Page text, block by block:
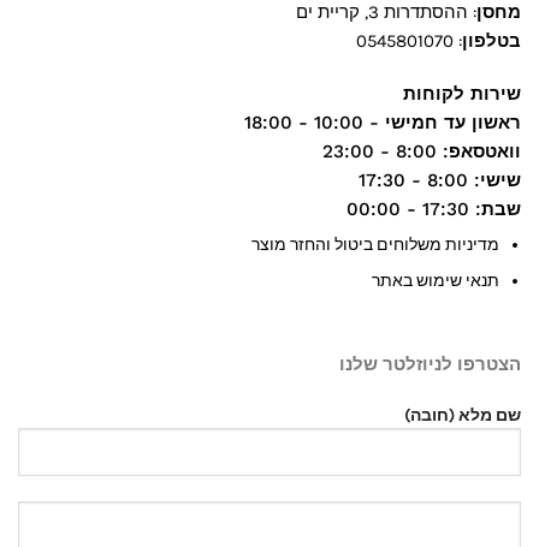
מחסן: ההסתדרות 3, קריית ים
בטלפון:
0545801070
שירות לקוחות
ראשון עד חמישי - 10:00 - 18:00
וואטסאפ: 8:00 - 23:00
שישי: 8:00 - 17:30
שבת: 17:30 - 00:00
מדיניות משלוחים ביטול והחזר מוצר
תנאי שימוש באתר
הצטרפו לניוזלטר שלנו
שם מלא (חובה)